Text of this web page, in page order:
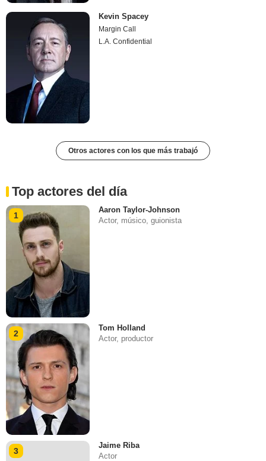
Kevin Spacey
Margin Call
L.A. Confidential
Otros actores con los que más trabajó
Top actores del día
1
Aaron Taylor-Johnson
Actor, músico, guionista
2
Tom Holland
Actor, productor
3
Jaime Riba
Actor